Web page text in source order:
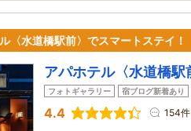
〈水道橋駅前〉でスマートステイ！
アパホテル〈水道橋駅
フォトギャラリー 宿ブログ新着あり
4.4 154件